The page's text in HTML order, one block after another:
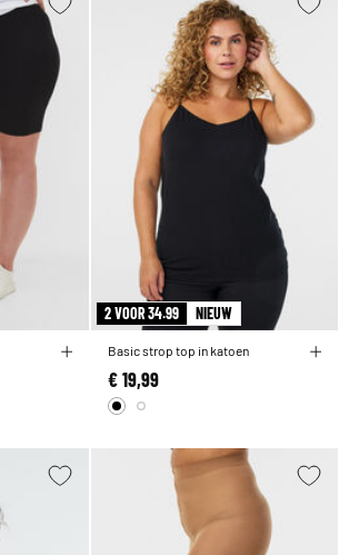
2 VOOR 34.99 NIEUW
Basic strop top in katoen
€ 19,99